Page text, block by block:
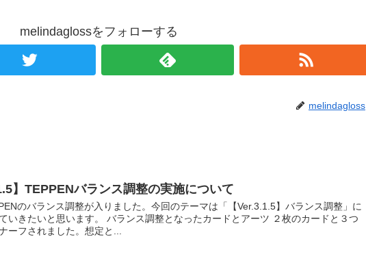
melindaglossをフォローする
melindagloss
】TEPPENバランス調整の実施について
のバランス調整が入りました。今回のテーマは「【Ver.3.1.5】バランス調整」に
いきたいと思います。 バランス調整となったカードとアーツ ２枚のカードと３つ
ーフされました。想定と...